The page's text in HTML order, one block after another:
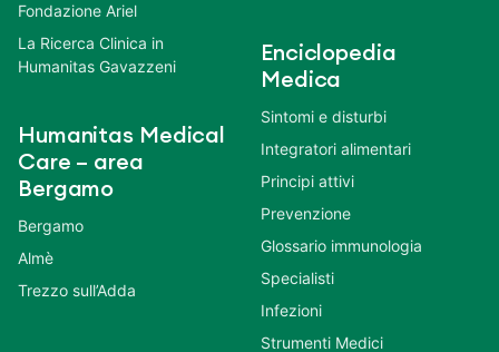
Fondazione Ariel
La Ricerca Clinica in
Humanitas Gavazzeni
Humanitas Medical
Care – area
Bergamo
Bergamo
Almè
Trezzo sull’Adda
Enciclopedia
Medica
Sintomi e disturbi
Integratori alimentari
Principi attivi
Prevenzione
Glossario immunologia
Specialisti
Infezioni
Strumenti Medici